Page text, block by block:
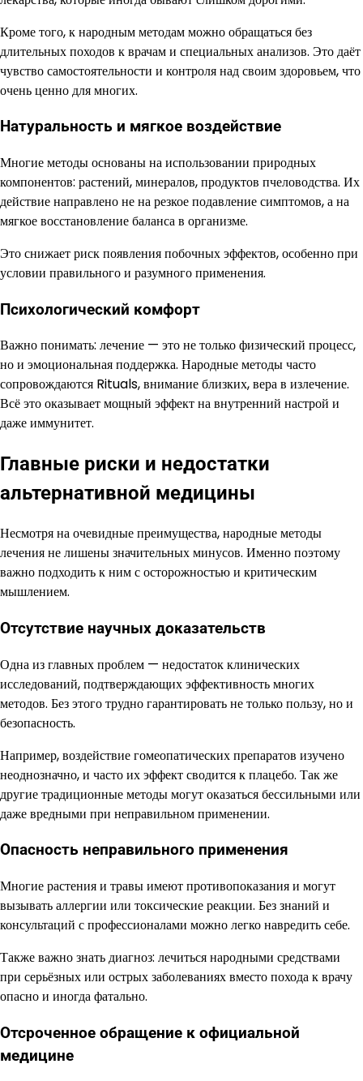
Кроме того, к народным методам можно обращаться без
длительных походов к врачам и специальных анализов. Это даёт
чувство самостоятельности и контроля над своим здоровьем, что
очень ценно для многих.
Натуральность и мягкое воздействие
Многие методы основаны на использовании природных
компонентов: растений, минералов, продуктов пчеловодства. Их
действие направлено не на резкое подавление симптомов, а на
мягкое восстановление баланса в организме.
Это снижает риск появления побочных эффектов, особенно при
условии правильного и разумного применения.
Психологический комфорт
Важно понимать: лечение — это не только физический процесс,
но и эмоциональная поддержка. Народные методы часто
сопровождаются Rituals, внимание близких, вера в излечение.
Всё это оказывает мощный эффект на внутренний настрой и
даже иммунитет.
Главные риски и недостатки
альтернативной медицины
Несмотря на очевидные преимущества, народные методы
лечения не лишены значительных минусов. Именно поэтому
важно подходить к ним с осторожностью и критическим
мышлением.
Отсутствие научных доказательств
Одна из главных проблем — недостаток клинических
исследований, подтверждающих эффективность многих
методов. Без этого трудно гарантировать не только пользу, но и
безопасность.
Например, воздействие гомеопатических препаратов изучено
неоднозначно, и часто их эффект сводится к плацебо. Так же
другие традиционные методы могут оказаться бессильными или
даже вредными при неправильном применении.
Опасность неправильного применения
Многие растения и травы имеют противопоказания и могут
вызывать аллергии или токсические реакции. Без знаний и
консультаций с профессионалами можно легко навредить себе.
Также важно знать диагноз: лечиться народными средствами
при серьёзных или острых заболеваниях вместо похода к врачу
опасно и иногда фатально.
Отсроченное обращение к официальной
медицине